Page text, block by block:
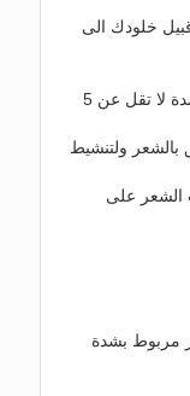
خلودك الى
لا تقل عن 5
بالشعر ولتنشيط
الشعر على
مربوط بشدة